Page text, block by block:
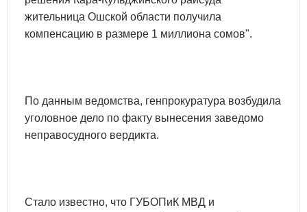
жительница Ошской области получила
компенсацию в размере 1 миллиона сомов".
По данным ведомства, генпрокуратура возбудила
уголовное дело по факту вынесения заведомо
неправосудного вердикта.
Стало известно, что ГУБОПиК МВД и